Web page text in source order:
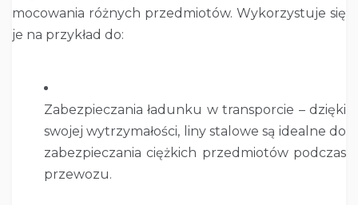
mocowania różnych przedmiotów. Wykorzystuje się
je na przykład do:
Zabezpieczania ładunku w transporcie – dzięki
swojej wytrzymałości, liny stalowe są idealne do
zabezpieczania ciężkich przedmiotów podczas
przewozu.